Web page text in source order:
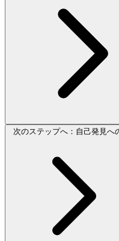
次のステップへ：自己発見へ